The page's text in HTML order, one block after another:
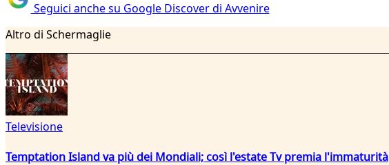
Seguici anche su Google Discover di Avvenire
Altro di Schermaglie
Televisione
Temptation Island va più dei Mondiali; così l'estate Tv premia l'immaturità